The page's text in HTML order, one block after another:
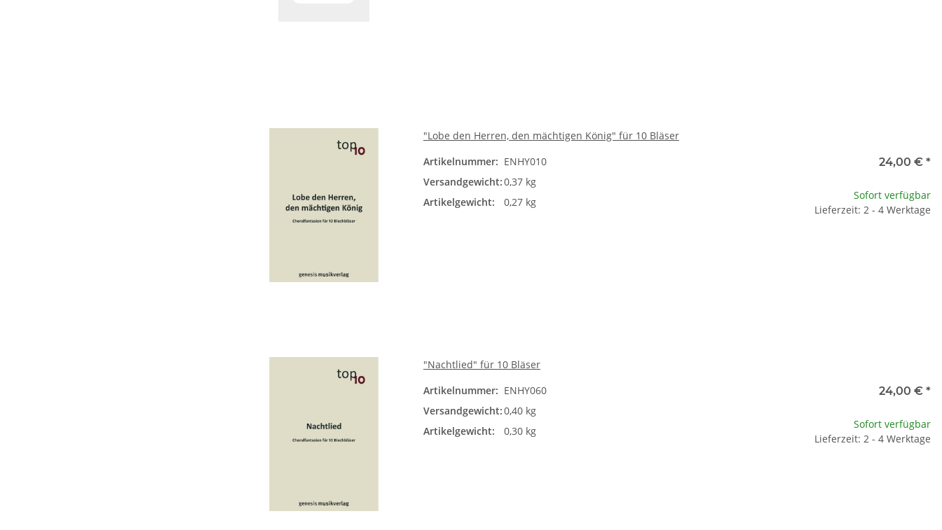
"Lobe den Herren, den mächtigen König" für 10 Bläser
Artikelnummer: ENHY010
Versandgewicht:0,37 kg
Artikelgewicht:
0,27 kg
24,00 € *
Sofort verfügbar
Lieferzeit: 2 - 4 Werktage
"Nachtlied" für 10 Bläser
Artikelnummer: ENHY060
Versandgewicht:0,40 kg
Artikelgewicht:
0,30 kg
24,00 € *
Sofort verfügbar
Lieferzeit: 2 - 4 Werktage